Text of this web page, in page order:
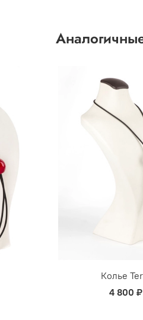
Колье
4 800 ₽